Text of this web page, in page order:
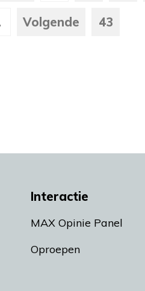
Volgende 43
Interactie
MAX Opinie Panel
Oproepen